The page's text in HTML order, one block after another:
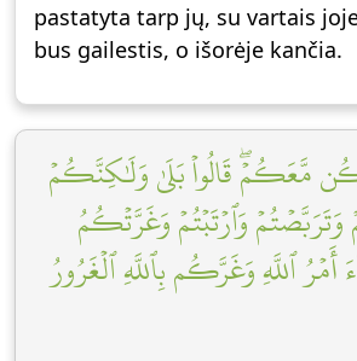
pastatyta tarp jų, su vartais
bus gailestis, o išorėje kančia.
مَّعَكُمۡۖ قَالُواْ بَلَىٰ وَلَٰكِنَّكُمۡ
وَٱرۡتَبۡتُمۡ وَغَرَّتۡكُمُ
أَمۡرُ ٱللَّهِ وَغَرَّكُم بِٱللَّهِ ٱلۡغَرُورُ